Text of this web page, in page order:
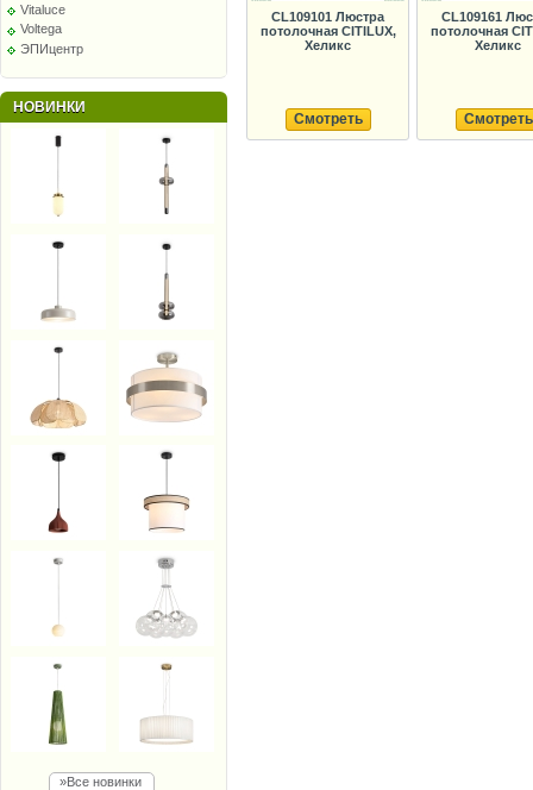
Vitaluce
Voltega
ЭПИцентр
НОВИНКИ
»Все новинки
CL109101 Люстра
потолочная CITILUX,
Хеликс
Смотреть
CL109161
потолочная
Хеликс
Смотреть